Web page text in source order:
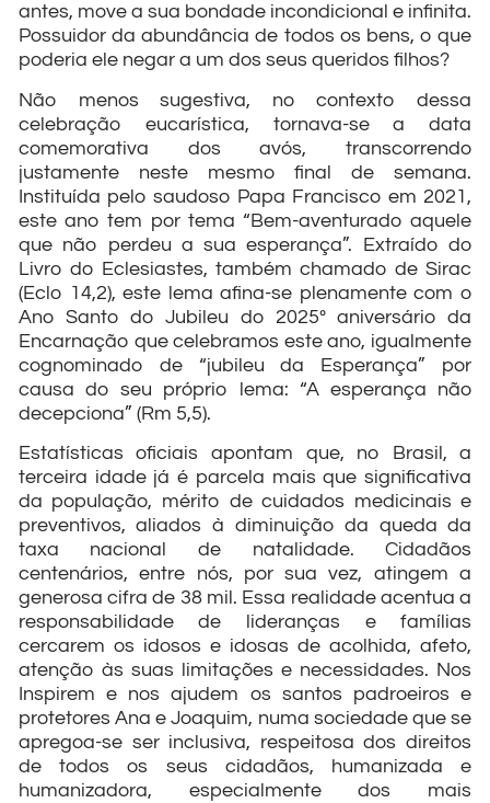
antes, move a sua bondade incondicional e infinita.
Possuidor da abundância de todos os bens, o que
poderia ele negar a um dos seus queridos filhos?
Não menos sugestiva, no contexto dessa
celebração eucarística, tornava-se a data
comemorativa dos avós, transcorrendo
justamente neste mesmo final de semana.
Instituída pelo saudoso Papa Francisco em 2021,
este ano tem por tema “Bem-aventurado aquele
que não perdeu a sua esperança”. Extraído do
Livro do Eclesiastes, também chamado de Sirac
(Eclo 14,2), este lema afina-se plenamente com o
Ano Santo do Jubileu do 2025º aniversário da
Encarnação que celebramos este ano, igualmente
cognominado de “jubileu da Esperança” por
causa do seu próprio lema: “A esperança não
decepciona” (Rm 5,5).
Estatísticas oficiais apontam que, no Brasil, a
terceira idade já é parcela mais que significativa
da população, mérito de cuidados medicinais e
preventivos, aliados à diminuição da queda da
taxa nacional de natalidade. Cidadãos
centenários, entre nós, por sua vez, atingem a
generosa cifra de 38 mil. Essa realidade acentua a
responsabilidade de lideranças e famílias
cercarem os idosos e idosas de acolhida, afeto,
atenção às suas limitações e necessidades. Nos
Inspirem e nos ajudem os santos padroeiros e
protetores Ana e Joaquim, numa sociedade que se
apregoa-se ser inclusiva, respeitosa dos direitos
de todos os seus cidadãos, humanizada e
humanizadora, especialmente dos mais